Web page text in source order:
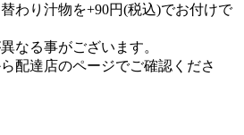
わり汁物を+90円(税込)でお付けで
なる事がございます。
配達店のページでご確認くださ